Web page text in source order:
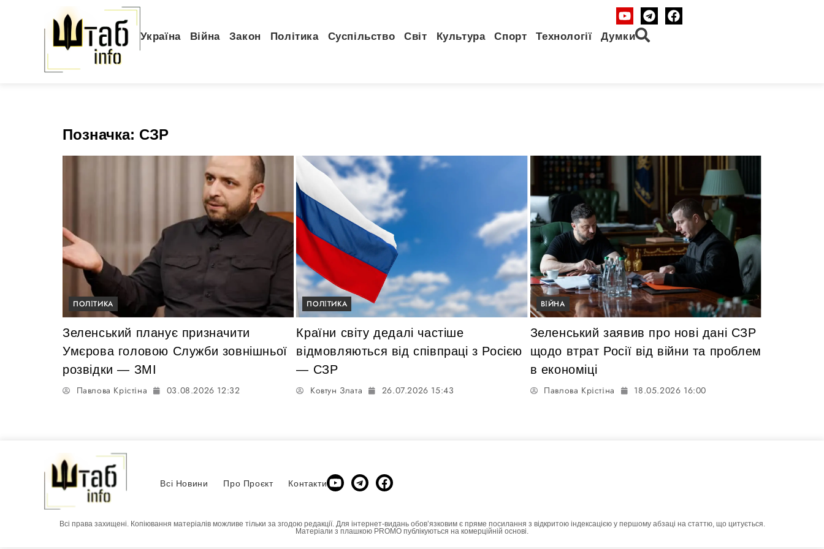
Україна Війна Закон Політика Суспільство Світ Культура Спорт Технології Думки
Позначка: СЗР
ПОЛІТИКА
Зеленський планує призначити
Умєрова головою Служби зовнішньої
розвідки — ЗМІ
Павлова Крістіна 03.08.2026 12:32
ПОЛІТИКА
Країни світу дедалі частіше
відмовляються від співпраці з Росією
— СЗР
Ковтун Злата 26.07.2026 15:43
ВІЙНА
Зеленський заявив про нові дані СЗР
щодо втрат Росії від війни та проблем
в економіці
Павлова Крістіна 18.05.2026 16:00
Всі Новини Про Проєкт Контакти
Всі права захищені. Копіювання матеріалів можливе тільки за згодою редакції. Для інтернет-видань обовʼязковим є пряме посилання з відкритою індексацією у першому абзаці на статтю, що цитується.
Матеріали з плашкою PROMO публікуються на комерційній основі.